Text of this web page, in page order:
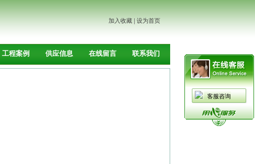
客服咨询
加入收藏 设为首页
工程案例 供应信息 在线留言 联系我们